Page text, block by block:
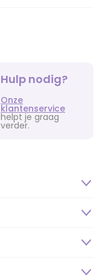
Hulp nodig?
Onze
klantenservice
helpt je graag
verder.